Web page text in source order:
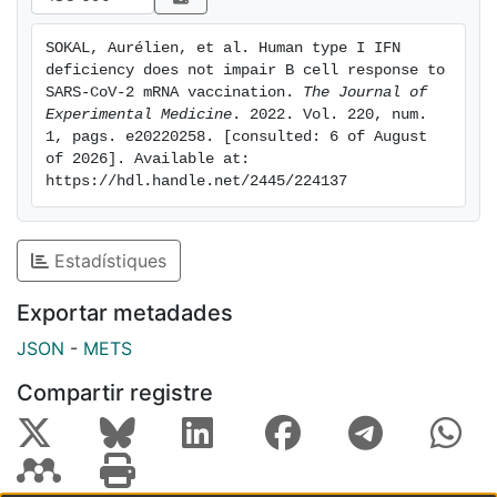
IgG serological response were also largely unaffected
vaccination in all patients. These results suggest that
induction of type I IFN is not required for efficient
generation of a humoral response against SARS-CoV-2
by mRNA vaccines.
SOKAL, Aurélien, et al. Human type I IFN
deficiency does not impair B cell response to
SARS-CoV-2 mRNA vaccination. The Journal of
Experimental Medicine . 2022. Vol. 220, num.
1, pags. e20220258. [consulted: 6 of August
of 2026]. Available at:
https://hdl.handle.net/2445/224137
Estadístiques
Exportar metadades
JSON - METS
Compartir registre